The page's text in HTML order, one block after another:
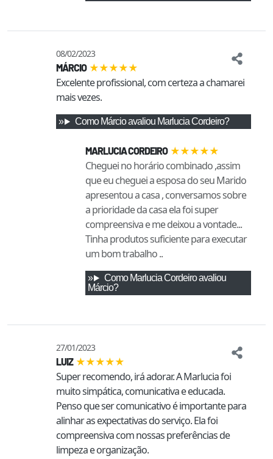
08/02/2023
MÁRCIO ★★★★★
Excelente profissional, com certeza a chamarei
mais vezes.
Como Márcioavaliou Marlucia Cordeiro?
MARLUCIA CORDEIRO ★★★★★
Cheguei no horário combinado ,assim
que eu cheguei a esposa do seu Marido
apresentou a casa , conversamos sobre
a prioridade da casa ela foi super
compreensiva e me deixou a vontade...
Tinha produtos suficiente para executar
um bom trabalho ..
Como Marlucia Cordeiroavaliou
Márcio?
27/01/2023
LUIZ ★★★★★
Super recomendo, irá adorar. A Marlucia foi
muito simpática, comunicativa e educada.
Penso que ser comunicativo é importante para
alinhar as expectativas do serviço. Ela foi
compreensiva com nossas preferências de
limpeza e organização.